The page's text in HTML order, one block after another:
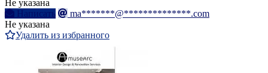
Не указана
Написать
ma*******@**************.com
Не указана
Удалить из избранного